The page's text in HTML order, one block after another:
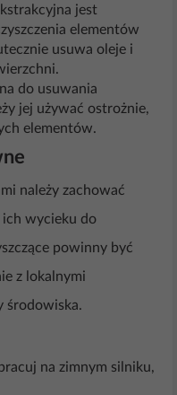
jest
elementów
usuwa oleje i
do usuwania
jej używać ostrożnie,
elementów.
należy zachować
ich wycieku do
powinny być
z lokalnymi
środowiska.
na zimnym silniku,